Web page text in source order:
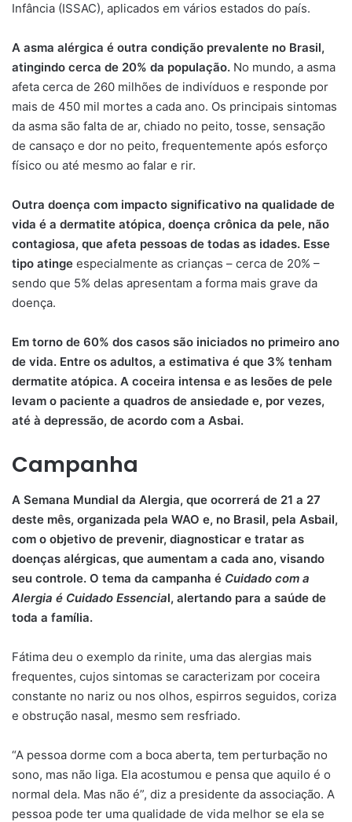
Infância (ISSAC), aplicados em vários estados do país.
A asma alérgica é outra condição prevalente no Brasil,
atingindo cerca de 20% da população. No mundo, a asma
afeta cerca de 260 milhões de indivíduos e responde por
mais de 450 mil mortes a cada ano. Os principais sintomas
da asma são falta de ar, chiado no peito, tosse, sensação
de cansaço e dor no peito, frequentemente após esforço
físico ou até mesmo ao falar e rir.
Outra doença com impacto significativo na qualidade de
vida é a dermatite atópica, doença crônica da pele, não
contagiosa, que afeta pessoas de todas as idades. Esse
tipo atinge especialmente as crianças – cerca de 20% –
sendo que 5% delas apresentam a forma mais grave da
doença.
Em torno de 60% dos casos são iniciados no primeiro ano
de vida. Entre os adultos, a estimativa é que 3% tenham
dermatite atópica. A coceira intensa e as lesões de pele
levam o paciente a quadros de ansiedade e, por vezes,
até à depressão, de acordo com a Asbai.
Campanha
A Semana Mundial da Alergia, que ocorrerá de 21 a 27
deste mês, organizada pela WAO e, no Brasil, pela AsbaiI,
com o objetivo de prevenir, diagnosticar e tratar as
doenças alérgicas, que aumentam a cada ano, visando
seu controle. O tema da campanha é Cuidado com a
Alergia é Cuidado Essencial, alertando para a saúde de
toda a família.
Fátima deu o exemplo da rinite, uma das alergias mais
frequentes, cujos sintomas se caracterizam por coceira
constante no nariz ou nos olhos, espirros seguidos, coriza
e obstrução nasal, mesmo sem resfriado.
“A pessoa dorme com a boca aberta, tem perturbação no
sono, mas não liga. Ela acostumou e pensa que aquilo é o
normal dela. Mas não é”, diz a presidente da associação. A
pessoa pode ter uma qualidade de vida melhor se ela se